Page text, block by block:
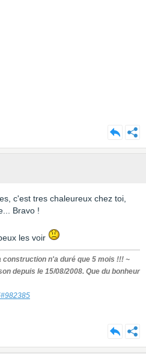
c'est tres chaleureux chez toi,
Bravo !
les voir
construction n'a duré que 5 mois !!! ~
depuis le 15/08/2008. Que du bonheur